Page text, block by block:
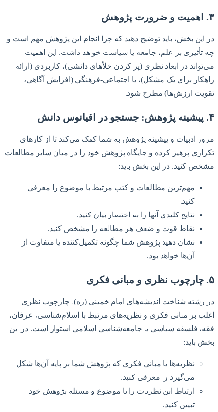
۳. اهمیت و ضرورت پژوهش
در این بخش، باید توضیح دهید که چرا انجام این پژوهش مهم است و
چه تأثیری بر علم، جامعه یا سیاست خواهد داشت. این اهمیت
می‌تواند در ابعاد نظری (پر کردن خلأهای دانشی)، کاربردی (ارائه
راهکار برای یک مشکل)، یا اجتماعی-فرهنگی (افزایش آگاهی،
تقویت ارزش‌ها) مطرح شود.
۴. پیشینه پژوهش: جستجو در اقیانوس دانش
مرور ادبیات و پیشینه پژوهش به شما کمک می‌کند تا از کارهای
تکراری پرهیز کرده و جایگاه پژوهش خود را در میان سایر مطالعات
مشخص کنید. در این بخش باید:
مهم‌ترین مطالعات و کتب مرتبط با موضوع را معرفی
کنید.
نتایج کلیدی آنها را به اختصار بیان کنید.
نقاط قوت و ضعف هر مطالعه را مشخص کنید.
نشان دهید پژوهش شما چگونه تکمیل‌کننده یا متفاوت از
آن‌ها خواهد بود.
۵. چارچوب نظری و مبانی فکری
در رشته شناخت اندیشه‌های امام خمینی (ره)، چارچوب نظری
اغلب بر مبانی فکری و نظریه‌های مرتبط با اسلام‌شناسی، عرفان،
فقه، فلسفه سیاسی یا جامعه‌شناسی اسلامی استوار است. در این
بخش باید:
نظریه‌ها یا مبانی فکری که پژوهش شما بر پایه آن‌ها شکل
می‌گیرد را معرفی کنید.
ارتباط این نظریات را با موضوع و مسئله پژوهش خود
تبیین کنید.